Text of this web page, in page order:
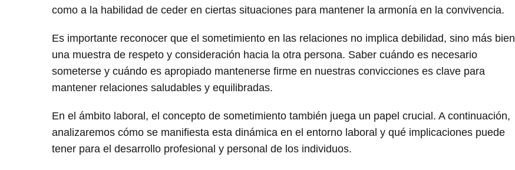
como a la habilidad de ceder en ciertas situaciones para mantener la armonía en la convivencia.
Es importante reconocer que el sometimiento en las relaciones no implica debilidad, sino más bien
una muestra de respeto y consideración hacia la otra persona. Saber cuándo es necesario
someterse y cuándo es apropiado mantenerse firme en nuestras convicciones es clave para
mantener relaciones saludables y equilibradas.
En el ámbito laboral, el concepto de sometimiento también juega un papel crucial. A continuación,
analizaremos cómo se manifiesta esta dinámica en el entorno laboral y qué implicaciones puede
tener para el desarrollo profesional y personal de los individuos.